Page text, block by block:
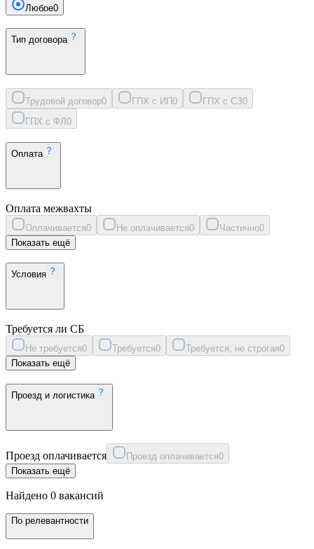
Любое0
Тип договора
Трудовой договор0 ГПХ с ИП0 ГПХ с СЗ0
ГПХ с ФЛ 0
Оплата
Оплата межвахты
Оплачивается0 Не оплачивается0 Частично0
Показать ещё
Условия
Требуется ли СБ
Не требуется0 Требуется0 Требуется, не строгая0
Показать ещё
Проезд и логистика
Проезд оплачивается Проезд оплачивается0
Показать ещё
Найдено 0 вакансий
По релевантности